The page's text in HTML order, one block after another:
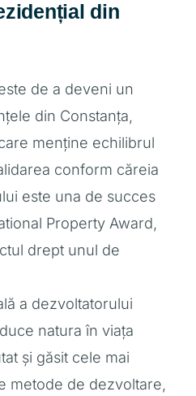
din
de a deveni un
din Constanța,
menține echilibrul
conform căreia
este una de succes
Property Award,
drept unul de
a dezvoltatorului
natura în viața
și găsit cele mai
metode de dezvoltare,